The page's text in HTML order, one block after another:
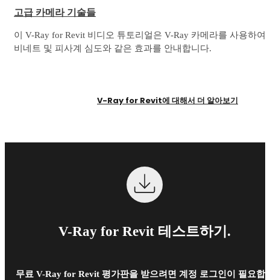
고급 카메라 기술들
이 V-Ray for Revit 비디오 튜토리얼은 V-Ray 카메라를 사용하여
비네트 및 피사계 심도와 같은 효과를 안내합니다.
V-Ray for Revit에 대해서 더 알아보기
V-Ray for Revit 테스트하기.
무료 V-Ray for Revit 평가판을 받으려면 계정 로그인이 필요합